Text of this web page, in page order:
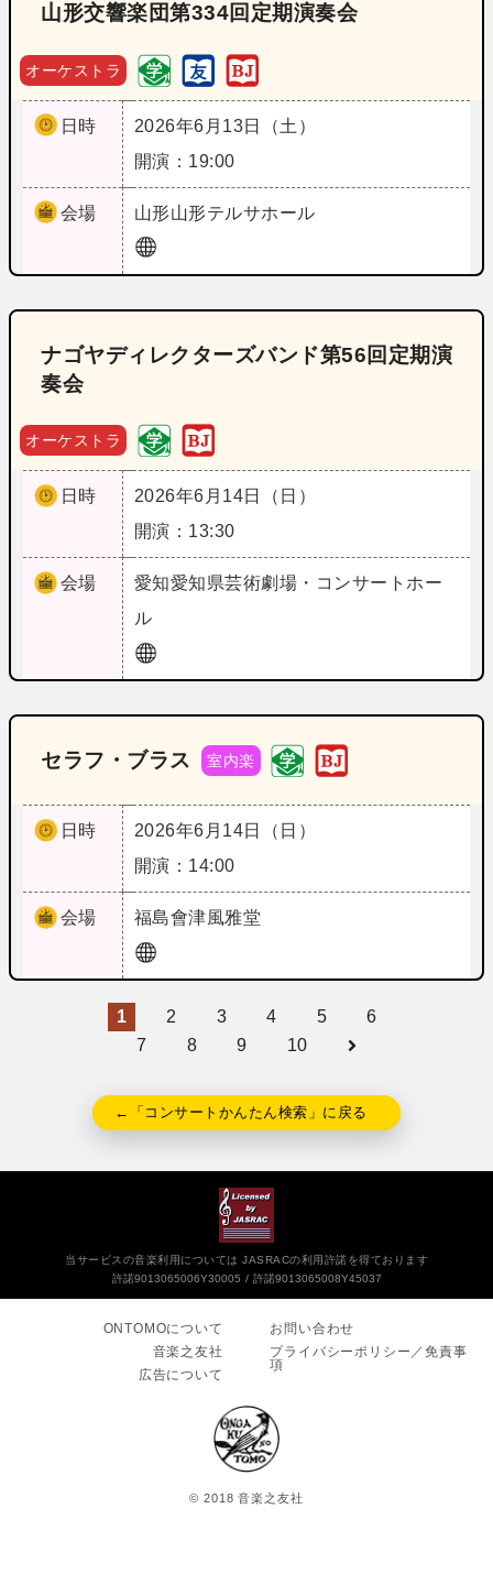
山形交響楽団第334回定期演奏会
オーケストラ
日時
2026年6月13日（土）
開演：19:00
会場 山形山形テルサホール
ナゴヤディレクターズバンド第56回定期演
奏会
オーケストラ
日時
2026年6月14日（日）
開演：13:30
会場 愛知愛知県芸術劇場・コンサートホー
ル
セラフ・ブラス 室内楽
日時
2026年6月14日（日）
開演：14:00
会場 福島會津風雅堂
1 2 3 4 5
6
7
8 9 10
←「コンサートかんたん検索」に戻る
当サービスの音楽利用については JASRACの利用許諾を得ております
許諾9013065006Y30005
許諾9013065008Y45037
ONTOMOについて
音楽之友社
広告について
お問い合わせ
プライバシーポリシー／免責事
項
© 2018 音楽之友社